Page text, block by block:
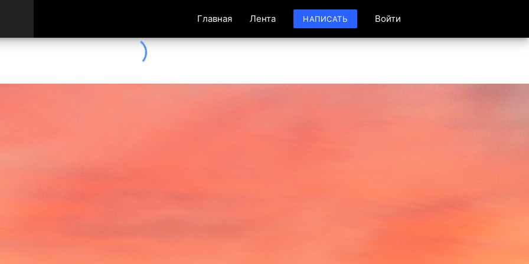
Главная Лента НАПИСАТЬ Войти